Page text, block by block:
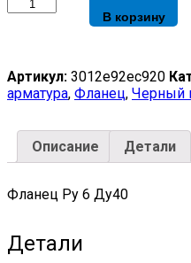
В корзину
Артикул: 3012e92ec920
арматура, Фланец, Черный
Описание Детали
Фланец Ру 6 Ду40
Детали